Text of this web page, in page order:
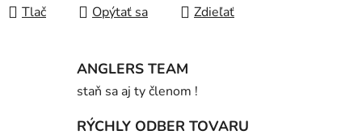
Tlač Opýtať sa Zdieľať
ANGLERS TEAM
staň sa aj ty členom !
RÝCHLY ODBER TOVARU